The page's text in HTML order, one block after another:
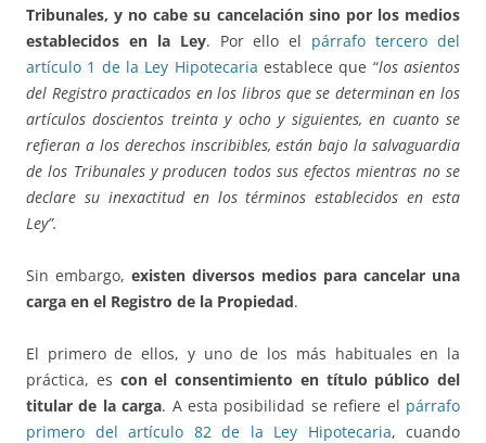
Tribunales, y no cabe su cancelación sino por los medios
establecidos en la Ley. Por ello el párrafo tercero del
artículo 1 de la Ley Hipotecaria establece que “los asientos
del Registro practicados en los libros que se determinan en los
artículos doscientos treinta y ocho y siguientes, en cuanto se
refieran a los derechos inscribibles, están bajo la salvaguardia
de los Tribunales y producen todos sus efectos mientras no se
declare su inexactitud en los términos establecidos en esta
Ley”.
Sin embargo, existen diversos medios para cancelar una
carga en el Registro de la Propiedad.
El primero de ellos, y uno de los más habituales en la
práctica, es con el consentimiento en título público del
titular de la carga. A esta posibilidad se refiere el párrafo
primero del artículo 82 de la Ley Hipotecaria, cuando